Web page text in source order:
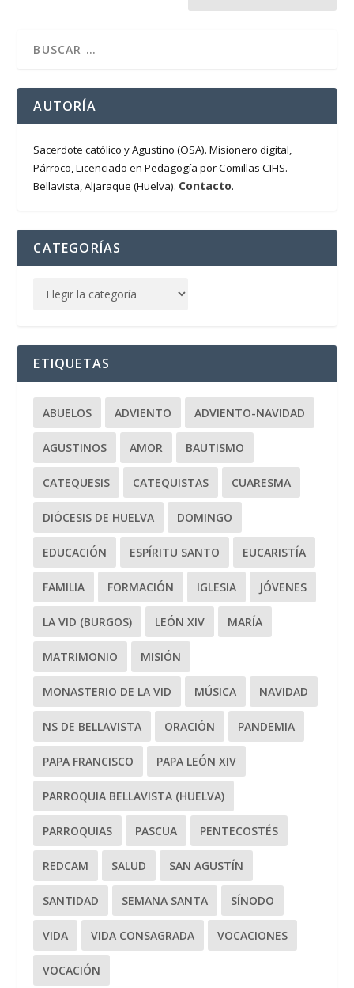
AUTORÍA
Sacerdote católico y Agustino (OSA). Misionero digital,
Párroco, Licenciado en Pedagogía por Comillas CIHS.
Bellavista, Aljaraque (Huelva). Contacto.
CATEGORÍAS
ETIQUETAS
ABUELOS ADVIENTO ADVIENTO-NAVIDAD
AGUSTINOS AMOR BAUTISMO
CATEQUESIS CATEQUISTAS CUARESMA
DIÓCESIS DE HUELVA DOMINGO
EDUCACIÓN ESPÍRITU SANTO EUCARISTÍA
FAMILIA FORMACIÓN IGLESIA JÓVENES
LA VID (BURGOS) LEÓN XIV MARÍA
MATRIMONIO MISIÓN
MONASTERIO DE LA VID MÚSICA NAVIDAD
NS DE BELLAVISTA ORACIÓN PANDEMIA
PAPA FRANCISCO PAPA LEÓN XIV
PARROQUIA BELLAVISTA (HUELVA)
PARROQUIAS PASCUA PENTECOSTÉS
REDCAM SALUD SAN AGUSTÍN
SANTIDAD SEMANA SANTA SÍNODO
VIDA VIDA CONSAGRADA VOCACIONES
VOCACIÓN